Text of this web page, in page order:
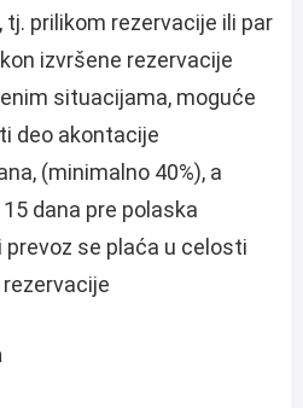
tj. prilikom rezervacije ili par
izvršene rezervacije
situacijama, moguće
deo akontacije
(minimalno 40%), a
dana pre polaska
prevoz se plaća u celosti